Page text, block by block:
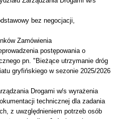
bez negocjacji,
Zamówienia
postępowania o
pn. "Bieżące utrzymanie dróg
gryfińskiego w sezonie 2025/2026
Drogami w/s wyrażenia
technicznej dla zadania
z uwzględnieniem potrzeb osób